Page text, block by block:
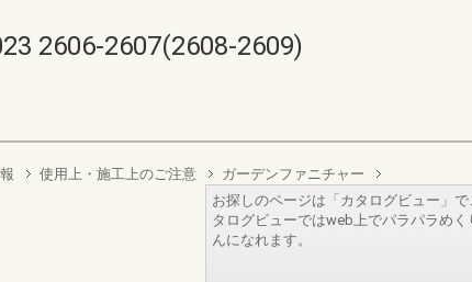
2606-2607(2608-2609)
使用上・施工上のご注意 ガーデンファニチャー
お探しのページは「カタログビュー」
タログビューではweb上でパラパラめ
んになれます。